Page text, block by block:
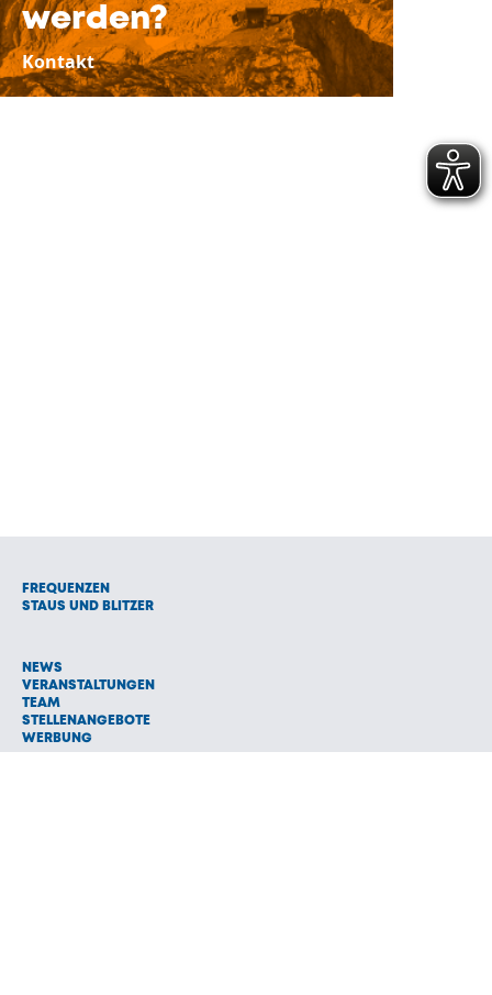
werden?
Kontakt
FREQUENZEN
STAUS UND BLITZER
NEWS
VERANSTALTUNGEN
TEAM
STELLENANGEBOTE
WERBUNG